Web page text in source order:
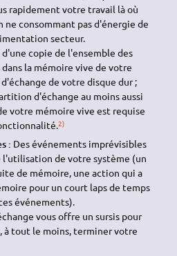
rapidement votre travail là où
ne consommant pas d'énergie de
secteur.
copie de l'ensemble des
la mémoire vive de votre
de votre disque dur ;
d'échange au moins aussi
votre mémoire vive est requise
2)
: Des événements imprévisibles
l'utilisation de votre système (un
de mémoire, une action qui a
pour un court laps de temps
événements).
vous offre un sursis pour
à tout le moins, terminer votre